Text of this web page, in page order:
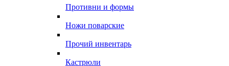
Противни и формы
Ножи поварские
Прочий инвентарь
Кастрюли